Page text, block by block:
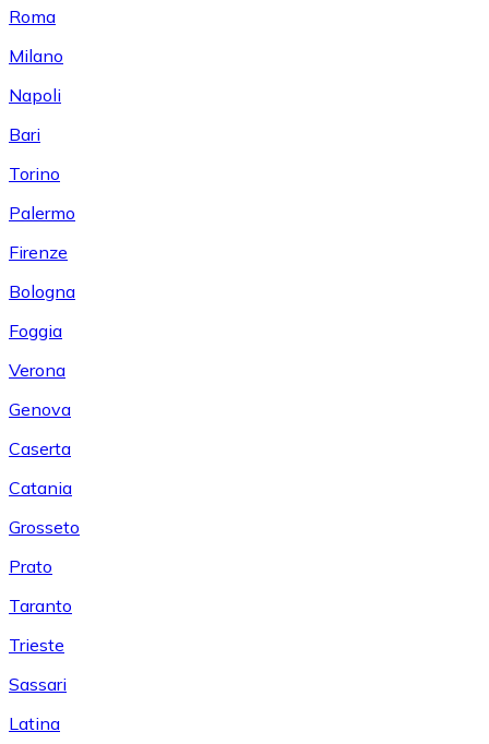
Roma
Milano
Napoli
Bari
Torino
Palermo
Firenze
Bologna
Foggia
Verona
Genova
Caserta
Catania
Grosseto
Prato
Taranto
Trieste
Sassari
Latina